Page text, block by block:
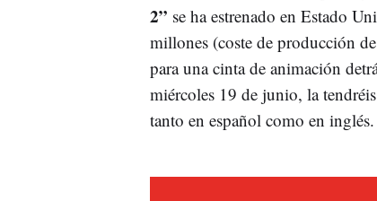
2” se ha estrenado en Estado
millones (coste de producción
para una cinta de animación
miércoles 19 de junio, la
tanto en español como en inglés.